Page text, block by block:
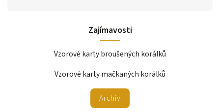
Zajímavosti
Vzorové karty broušených korálků
Vzorové karty mačkaných korálků
Archiv